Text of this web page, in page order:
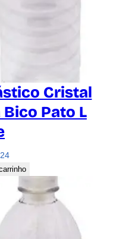
Cristal
Pato L